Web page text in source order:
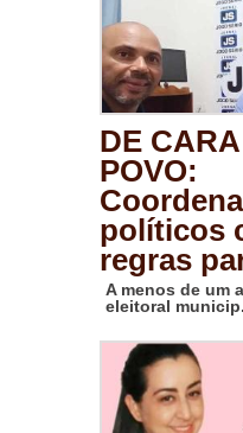
DE
POVO:
políticos
regras
A menos de um
eleitoral